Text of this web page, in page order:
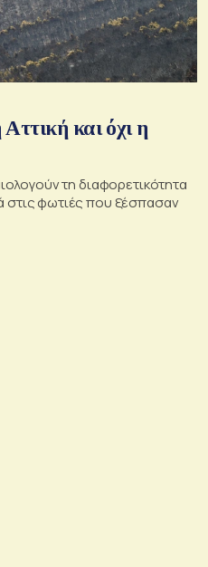
και όχι η
τη διαφορετικότητα
φωτιές που ξέσπασαν